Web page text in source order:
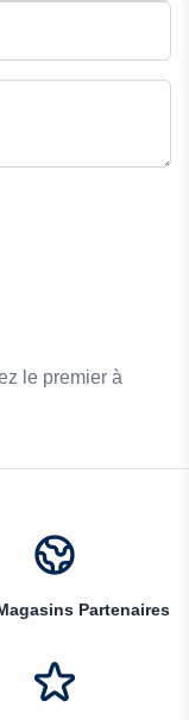
le premier à
Partenaires